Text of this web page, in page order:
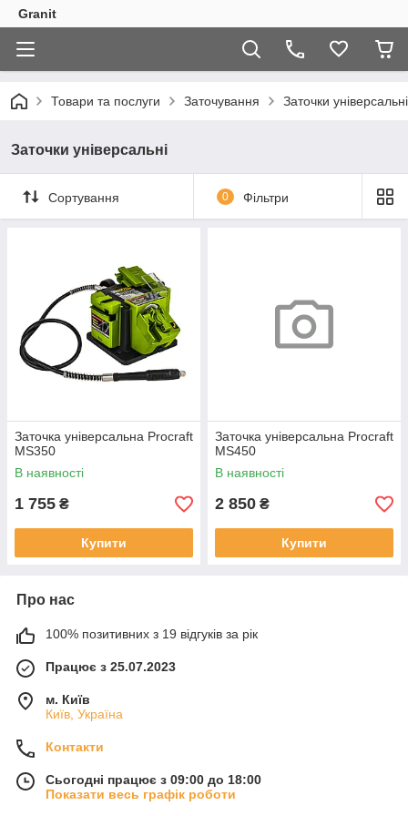
Granit
Товари та послуги Заточування Заточки універсальні
Заточки універсальні
Сортування 0 Фільтри
Заточка універсальна Procraft
MS350
В наявності
1 755 ₴
Купити
Заточка універсальна Procraft
MS450
В наявності
2 850 ₴
Купити
Про нас
100% позитивних з 19 відгуків за рік
Працює з 25.07.2023
м. Київ
Київ, Україна
Контакти
Сьогодні працює з 09:00 до 18:00
Показати весь графік роботи